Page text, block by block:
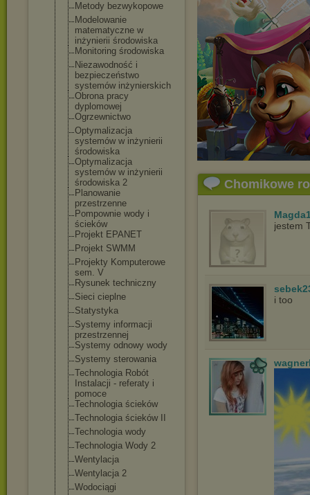
Metody bezwykopowe
Modelowanie
matematyczne w
inżynierii środowiska
Monitoring środowiska
Niezawodność i
bezpieczeństwo
systemów inżynierskich
Obrona pracy
dyplomowej
Ogrzewnictwo
Optymalizacja
systemów w inżynierii
środowiska
Optymalizacja
systemów w inżynierii
środowiska 2
Planowanie
przestrzenne
Pompownie wody i
ścieków
Projekt EPANET
Projekt SWMM
Projekty Komputerowe
sem. V
Rysunek techniczny
Sieci cieplne
Statystyka
Systemy informacji
przestrzennej
Systemy odnowy wody
Systemy sterowania
Technologia Robót
Instalacji - referaty i
pomoce
Technologia ścieków
Technologia ścieków II
Technologia wody
Technologia Wody 2
Wentylacja
Wentylacja 2
Wodociągi
Chomikowe
jestem
i too